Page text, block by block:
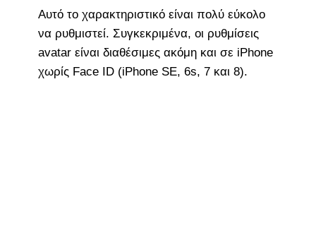
Αυτό το χαρακτηριστικό είναι πολύ εύκολο
να ρυθμιστεί. Συγκεκριμένα, οι ρυθμίσεις
avatar είναι διαθέσιμες ακόμη και σε iPhone
χωρίς Face ID (iPhone SE, 6s, 7 και 8).